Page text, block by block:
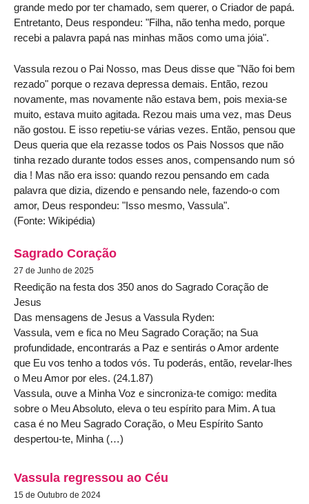
grande medo por ter chamado, sem querer, o Criador de papá.
Entretanto, Deus respondeu: "Filha, não tenha medo, porque
recebi a palavra papá nas minhas mãos como uma jóia".
Vassula rezou o Pai Nosso, mas Deus disse que "Não foi bem
rezado" porque o rezava depressa demais. Então, rezou
novamente, mas novamente não estava bem, pois mexia-se
muito, estava muito agitada. Rezou mais uma vez, mas Deus
não gostou. E isso repetiu-se várias vezes. Então, pensou que
Deus queria que ela rezasse todos os Pais Nossos que não
tinha rezado durante todos esses anos, compensando num só
dia ! Mas não era isso: quando rezou pensando em cada
palavra que dizia, dizendo e pensando nele, fazendo-o com
amor, Deus respondeu: "Isso mesmo, Vassula".
(Fonte: Wikipédia)
Sagrado Coração
27 de Junho de 2025
Reedição na festa dos 350 anos do Sagrado Coração de
Jesus
Das mensagens de Jesus a Vassula Ryden:
Vassula, vem e fica no Meu Sagrado Coração; na Sua
profundidade, encontrarás a Paz e sentirás o Amor ardente
que Eu vos tenho a todos vós. Tu poderás, então, revelar-lhes
o Meu Amor por eles. (24.1.87)
Vassula, ouve a Minha Voz e sincroniza-te comigo: medita
sobre o Meu Absoluto, eleva o teu espírito para Mim. A tua
casa é no Meu Sagrado Coração, o Meu Espírito Santo
despertou-te, Minha (…)
Vassula regressou ao Céu
15 de Outubro de 2024